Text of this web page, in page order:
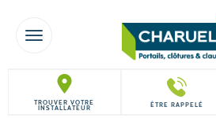
TOGGLE NAVIGATION
TROUVER VOTRE
INSTALLATEUR ÊTRE RAPPELÉ